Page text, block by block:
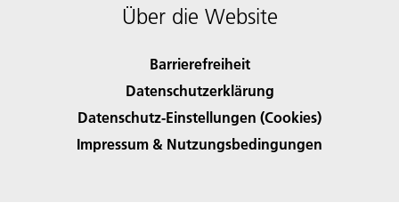
Über die Website
Barrierefreiheit
Datenschutzerklärung
Datenschutz-Einstellungen (Cookies)
Impressum & Nutzungsbedingungen